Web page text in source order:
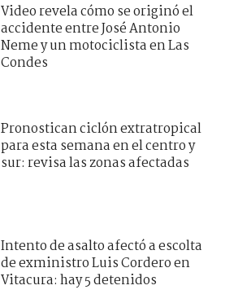
Video revela cómo se originó el
accidente entre José Antonio
Neme y un motociclista en Las
Condes
Pronostican ciclón extratropical
para esta semana en el centro y
sur: revisa las zonas afectadas
Intento de asalto afectó a escolta
de exministro Luis Cordero en
Vitacura: hay 5 detenidos